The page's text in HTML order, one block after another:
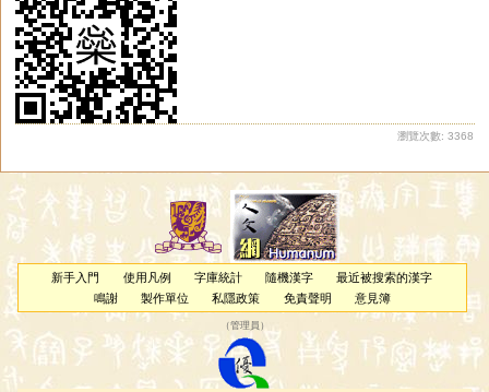
瀏覽次數: 3368
新手入門 使用凡例 字庫統計 隨機漢字
最近被搜索的漢字
鳴謝
製作單位 私隱政策 免責聲明 意見簿
（管理員 ）